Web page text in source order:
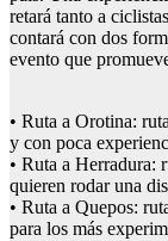
retará tanto a
contará con dos
evento que
• Ruta a Orotina:
y con poca
• Ruta a Herradura:
quieren rodar una
• Ruta a Quepos:
para los más